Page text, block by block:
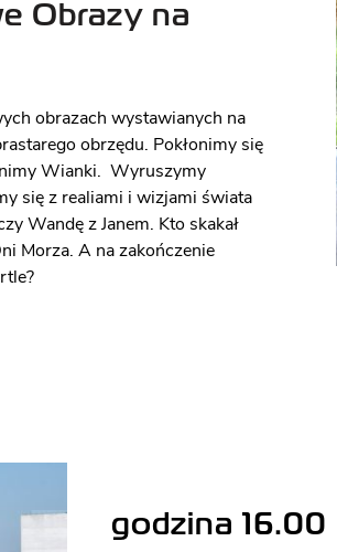
Obrazy na
obrazach wystawianych na
obrzędu. Pokłonimy się
Wianki. Wyruszymy
się z realiami i wizjami świata
Wandę z Janem. Kto skakał
Morza. A na zakończenie
godzina 16.00